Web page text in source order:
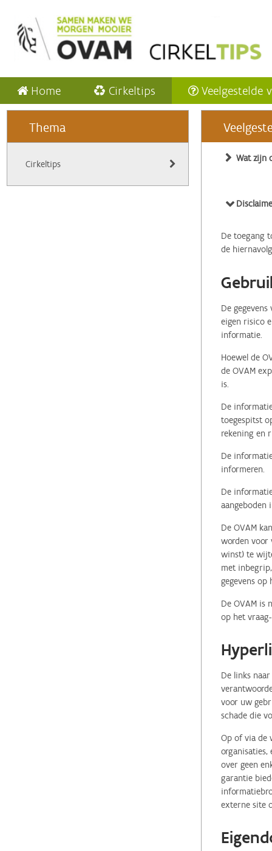
Home Cirkeltips Veelgestelde
Thema
Cirkeltips
Wat zijn
De toegang
de
De
eigen risico
informatie.
Hoewel de
de OVAM
is.
De
toegespitst
rekening en
De
informeren.
De
aangeboden
De OVAM
worden voor
winst) te
met
gegevens
De OVAM is
op het
De links
voor uw
schade die
Op of via de
organisaties,
over geen
garantie
externe site